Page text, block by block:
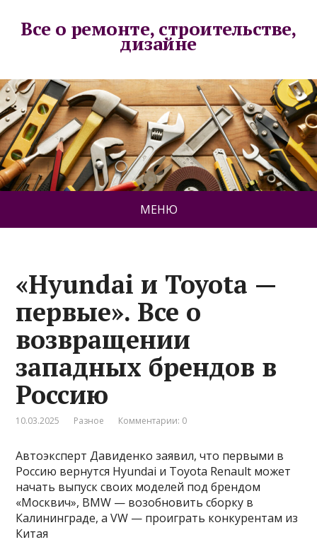
Все о ремонте, строительстве,
дизайне
МЕНЮ
«Hyundai и Toyota —
первые». Все о
возвращении
западных брендов в
Россию
10.03.2025 Разное Комментарии: 0
Автоэксперт Давиденко заявил, что первыми в
Россию вернутся Hyundai и Toyota Renault может
начать выпуск своих моделей под брендом
«Москвич», BMW — возобновить сборку в
Калининграде, а VW — проиграть конкурентам из
Китая